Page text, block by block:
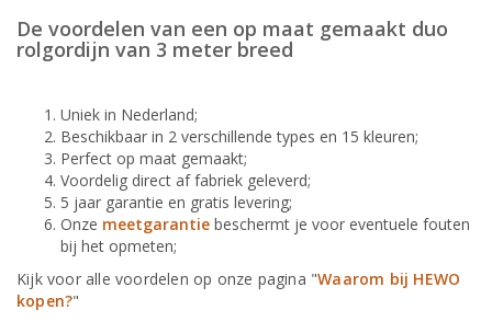
De voordelen van een op maat gemaakt duo
rolgordijn van 3 meter breed
Uniek in Nederland;
Beschikbaar in 2 verschillende types en 15 kleuren;
Perfect op maat gemaakt;
Voordelig direct af fabriek geleverd;
5 jaar garantie en gratis levering;
Onze meetgarantie beschermt je voor eventuele fouten
bij het opmeten;
Kijk voor alle voordelen op onze pagina "Waarom bij HEWO
kopen?"